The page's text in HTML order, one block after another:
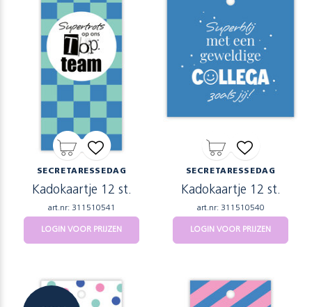
SECRETARESSEDAG
Kadokaartje 12 st.
art.nr: 311510541
LOGIN VOOR PRIJZEN
SECRETARESSEDAG
Kadokaartje 12 st.
art.nr: 311510540
LOGIN VOOR PRIJZEN